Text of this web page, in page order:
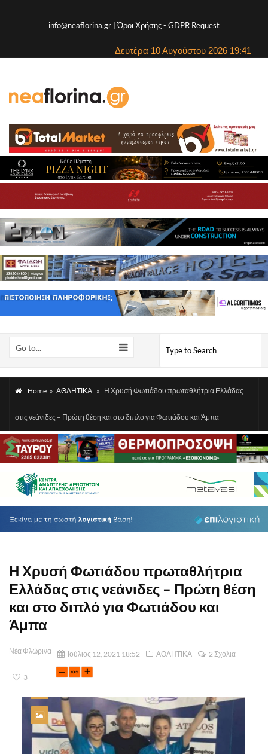
info@neaflorina.gr |Όροι Χρήσης- GDPR Request
Δευτέρα 10 Αυγούστου 2026 19:41
Go to...
Home » ΑΘΛΗΤΙΚΑ » Η Χρυσή Φωτιάδου πρωταθλήτρια Ελλάδας
στις νεάνιδες – Πρώτη θέση και στο διπλό για Φωτιάδου και Άμπα
Η Χρυσή Φωτιάδου πρωταθλήτρια
Ελλάδας στις νεάνιδες – Πρώτη θέση
και στο διπλό για Φωτιάδου και
Άμπα
Νέα Φλώρινα Ιούλιος 12, 2021 18:52 ΑΘΛΗΤΙΚΑ 2 Σχόλια
3